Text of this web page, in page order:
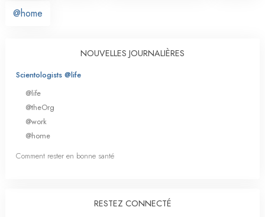
@home
NOUVELLES JOURNALIÈRES
Scientologists @life
@life
@theOrg
@work
@home
Comment rester en bonne santé
RESTEZ CONNECTÉ